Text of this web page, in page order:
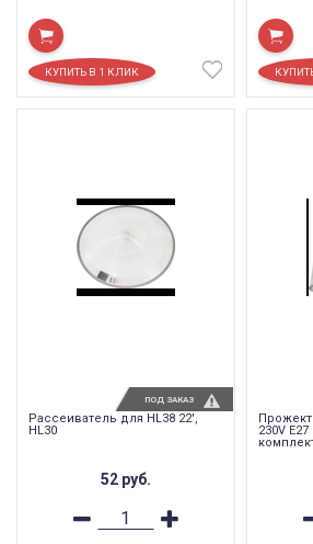
Рассеиватель для HL38 22',
HL30
52 руб.
ПОД ЗАКАЗ
230V